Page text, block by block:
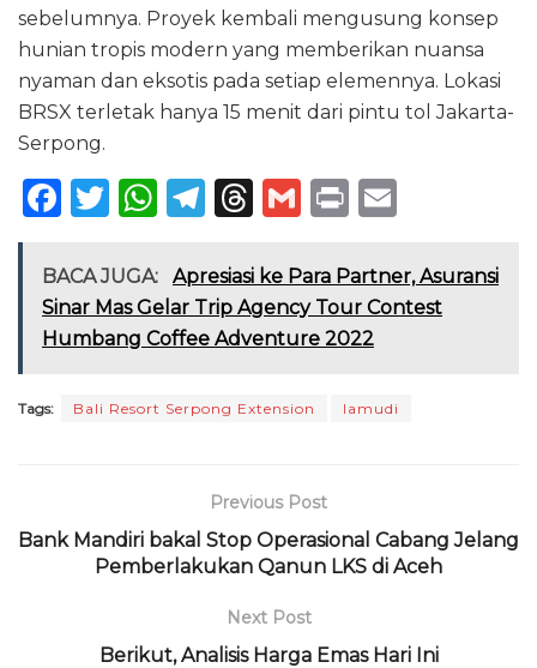
sebelumnya. Proyek kembali mengusung konsep
hunian tropis modern yang memberikan nuansa
nyaman dan eksotis pada setiap elemennya. Lokasi
BRSX terletak hanya 15 menit dari pintu tol Jakarta-
Serpong.
F
c
e
b
o
T
it
te
r
W
a
ts
A
p
T
e
g
ra
T
re
a
d
G
ai
l
P
n
t
ai
l
BACA JUGA:
Apresiasi ke Para Partner, Asuransi
Sinar Mas Gelar Trip Agency Tour Contest
Humbang Coffee Adventure 2022
Tags: Bali Resort Serpong Extension lamudi
Previous Post
Bank Mandiri bakal Stop Operasional Cabang Jelang
Pemberlakukan Qanun LKS di Aceh
Next Post
Berikut, Analisis Harga Emas Hari Ini